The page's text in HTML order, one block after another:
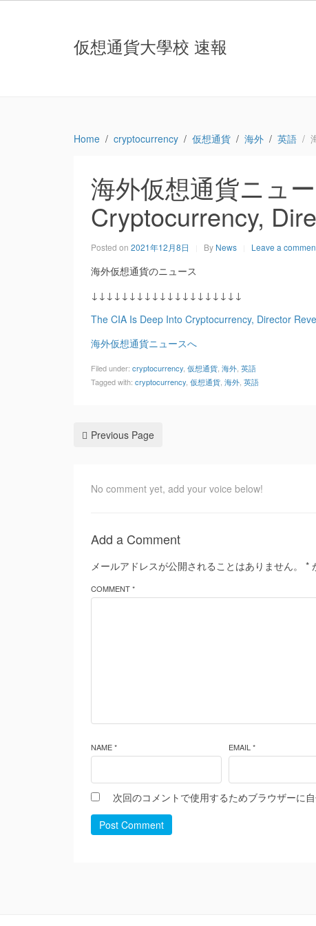
仮想通貨大學校 速報
Home cryptocurrency 仮想通貨 海外 英語
海外仮想通貨ニュ
Cryptocurrency,
Posted on 2021年12月8日 By News Leave a
海外仮想通貨のニュース
↓↓↓↓↓↓↓↓↓↓↓↓↓↓↓↓↓↓↓↓
The CIA Is Deep Into Cryptocurrency, Director
海外仮想通貨ニュースへ
Filed under: cryptocurrency 仮想通貨 海外 英語
Tagged with: cryptocurrency 仮想通貨 海外 英語
Previous Page
No comment yet, add your voice below!
Add a Comment
メールアドレスが公開されることはありません。 *
COMMENT *
NAME * EMAIL *
次回のコメントで使用するためブラウザーに
Post Comment